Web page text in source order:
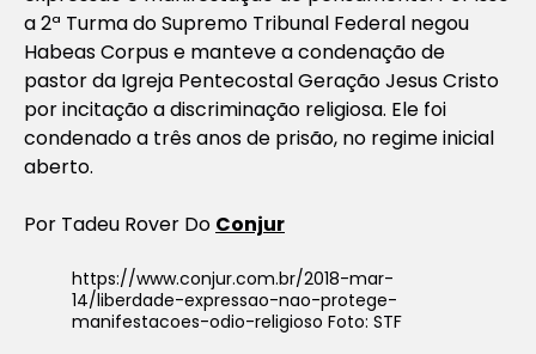
a 2ª Turma do Supremo Tribunal Federal negou
Habeas Corpus e manteve a condenação de
pastor da Igreja Pentecostal Geração Jesus Cristo
por incitação a discriminação religiosa. Ele foi
condenado a três anos de prisão, no regime inicial
aberto.
Por Tadeu Rover Do Conjur
https://www.conjur.com.br/2018-mar-
14/liberdade-expressao-nao-protege-
manifestacoes-odio-religioso Foto: STF